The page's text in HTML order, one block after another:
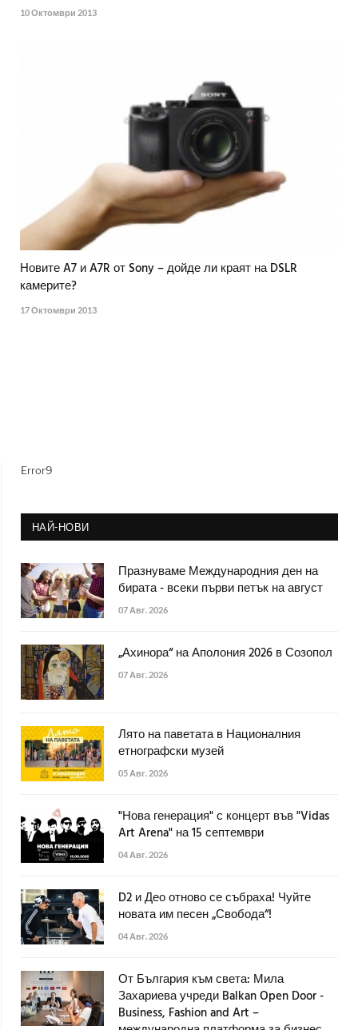
10 Октомври 2013
Новите A7 и A7R от Sony – дойде ли краят на DSLR
камерите?
17 Октомври 2013
Error9
НАЙ-НОВИ
Празнуваме Международния ден на
бирата - всеки първи петък на август
07 Авг. 2026
„Ахинора“ на Аполония 2026 в Созопол
07 Авг. 2026
Лято на паветата в Националния
етнографски музей
05 Авг. 2026
"Нова генерация" с концерт във "Vidas
Art Arena" на 15 септември
04 Авг. 2026
D2 и Део отново се събраха! Чуйте
новата им песен „Свобода“!
04 Авг. 2026
От България към света: Мила
Захариева учреди Balkan Open Door -
Business, Fashion and Art –